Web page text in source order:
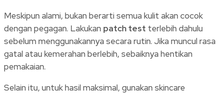
Meskipun alami, bukan berarti semua kulit akan cocok
dengan pegagan. Lakukan patch test terlebih dahulu
sebelum menggunakannya secara rutin. Jika muncul rasa
gatal atau kemerahan berlebih, sebaiknya hentikan
pemakaian.
Selain itu, untuk hasil maksimal, gunakan skincare